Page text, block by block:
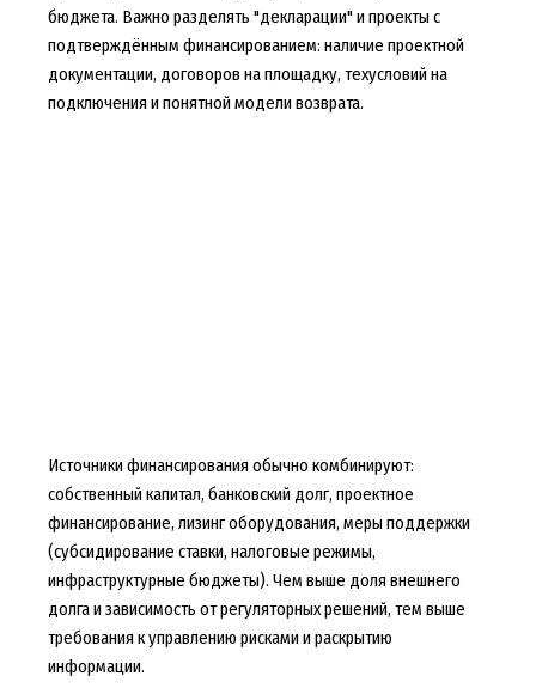
бюджета. Важно разделять "декларации" и проекты с
подтверждённым финансированием: наличие проектной
документации, договоров на площадку, техусловий на
подключения и понятной модели возврата.
Источники финансирования обычно комбинируют:
собственный капитал, банковский долг, проектное
финансирование, лизинг оборудования, меры поддержки
(субсидирование ставки, налоговые режимы,
инфраструктурные бюджеты). Чем выше доля внешнего
долга и зависимость от регуляторных решений, тем выше
требования к управлению рисками и раскрытию
информации.